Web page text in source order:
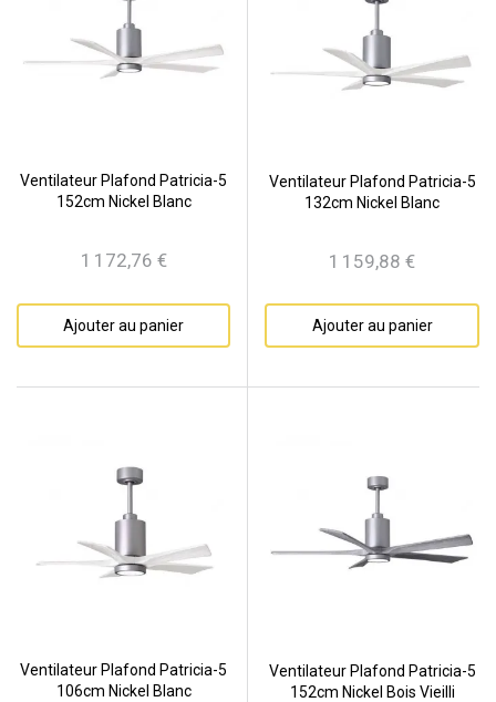
Ventilateur Plafond Patricia-5
152cm Nickel Blanc
Prix
1 172,76 €
Ajouter au panier
Ventilateur Plafond Patricia-5
132cm Nickel Blanc
Prix
1 159,88 €
Ajouter au panier
Ventilateur Plafond Patricia-5
106cm Nickel Blanc
Ventilateur Plafond Patricia-5
152cm Nickel Bois Vieilli